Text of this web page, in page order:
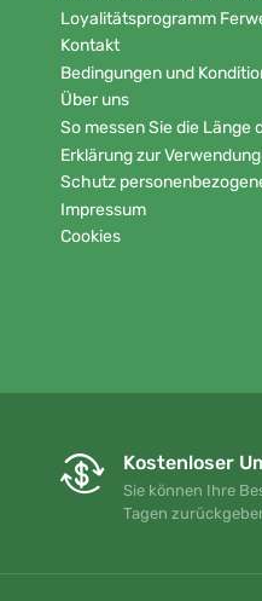
Loyalitätsprogramm
Kontakt
Bedingungen und
Über uns
So messen Sie die Länge
Erklärung zur
Schutz
Impressum
Cookies
Kostenloser
Sie können Ihre
Tagen